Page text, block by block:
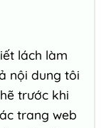
lách làm
nội dung tôi
trước khi
trang web